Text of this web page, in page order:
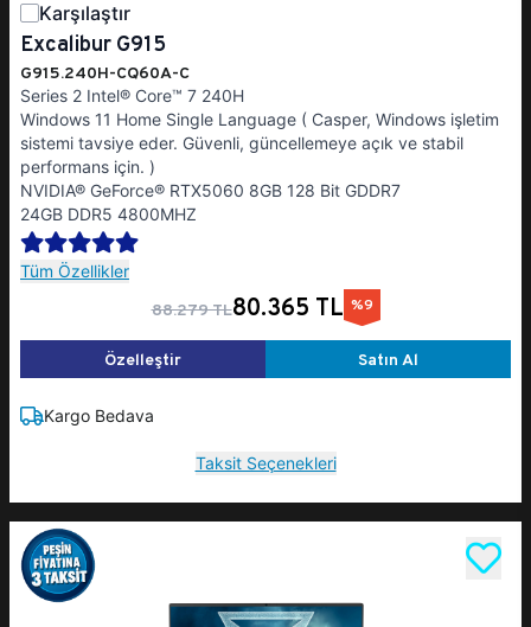
Karşılaştır
Excalibur G915
G915.240H-CQ60A-C
Series 2 Intel® Core™ 7 240H
Windows 11 Home Single Language ( Casper, Windows işletim
sistemi tavsiye eder. Güvenli, güncellemeye açık ve stabil
performans için. )
NVIDIA® GeForce® RTX5060 8GB 128 Bit GDDR7
24GB DDR5 4800MHZ
Tüm Özellikler
88.279 TL80.365 TL %9
Özelleştir Satın Al
Kargo Bedava
Taksit Seçenekleri